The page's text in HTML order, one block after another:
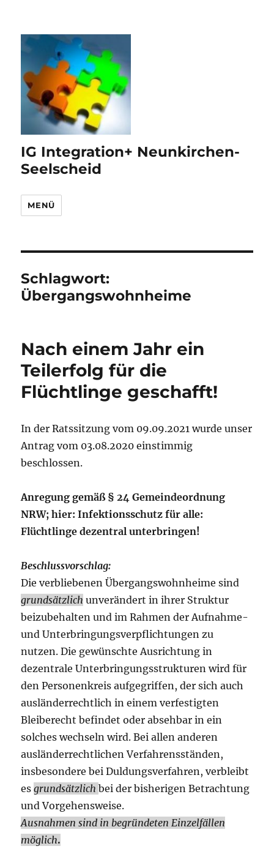
IG Integration+ Neunkirchen-
Seelscheid
MENÜ
Schlagwort:
Übergangswohnheime
Nach einem Jahr ein
Teilerfolg für die
Flüchtlinge geschafft!
In der Ratssitzung vom 09.09.2021 wurde unser
Antrag vom 03.08.2020 einstimmig
beschlossen.
Anregung gemäß § 24 Gemeindeordnung
NRW; hier: Infektionsschutz für alle:
Flüchtlinge dezentral unterbringen!
Beschlussvorschlag:
Die verbliebenen Übergangswohnheime sind
grundsätzlich unverändert in ihrer Struktur
beizubehalten und im Rahmen der Aufnahme-
und Unterbringungsverpflichtungen zu
nutzen. Die gewünschte Ausrichtung in
dezentrale Unterbringungsstrukturen wird für
den Personenkreis aufgegriffen, der sich auch
ausländerrechtlich in einem verfestigten
Bleiberecht befindet oder absehbar in ein
solches wechseln wird. Bei allen anderen
ausländerrechtlichen Verfahrensständen,
insbesondere bei Duldungsverfahren, verbleibt
esgrundsätzlich bei der bisherigen Betrachtung
und Vorgehensweise.
Ausnahmen sind in begründeten Einzelfällen
möglich.